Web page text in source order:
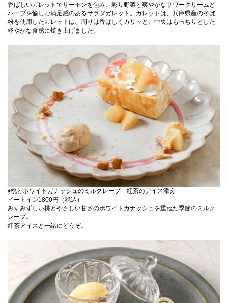
香ばしいガレットでサーモンを包み、彩り野菜と爽やかなサワークリームと
ハーブを愉しむ満足感のあるサラダガレット。ガレットは、兵庫県産のそば
粉を使用したガレットは、周りは香ばしくカリッと、中央はもっちりとした
軽やかな食感に焼き上げました。
♦桃とホワイトガナッシュのミルクレープ 紅茶のアイス添え
イートイン1800円（税込）
みずみずしい桃とやさしい甘さのホワイトガナッシュを重ねた季節のミルク
レープ。
紅茶アイスと一緒にどうぞ。